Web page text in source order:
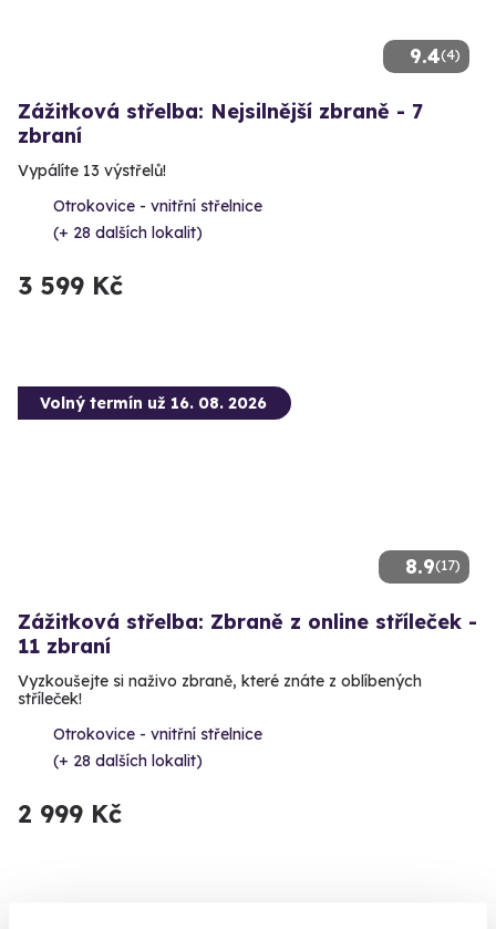
9.4(4)
Zážitková střelba: Nejsilnější zbraně - 7
zbraní
Vypálíte 13 výstřelů!
Otrokovice - vnitřní střelnice
(+ 28 dalších lokalit)
3 599 Kč
8.9(17)
Volný termín už 16. 08. 2026
Zážitková střelba: Zbraně z online stříleček -
11 zbraní
Vyzkoušejte si naživo zbraně, které znáte z oblíbených
stříleček!
Otrokovice - vnitřní střelnice
(+ 28 dalších lokalit)
2 999 Kč